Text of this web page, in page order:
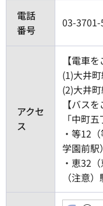
電話
番号
03-3701-
アクセ
ス
【電車
(1)大井
(2)大井
【バス
「中町
・等12
学園前駅）
・恵32
（注意